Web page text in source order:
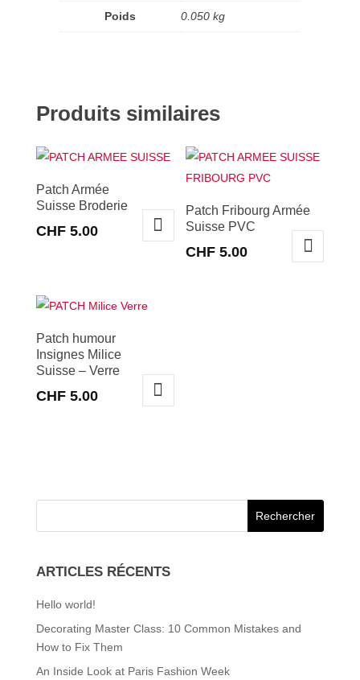
Poids 0.050 kg
Produits similaires
Patch Armée
Suisse Broderie
CHF5.00
Patch Fribourg Armée
Suisse PVC
CHF 5.00
Patch humour
Insignes Milice
Suisse – Verre
CHF5.00
ARTICLES RÉCENTS
Hello world!
Decorating Master Class: 10 Common Mistakes and
How to Fix Them
An Inside Look at Paris Fashion Week